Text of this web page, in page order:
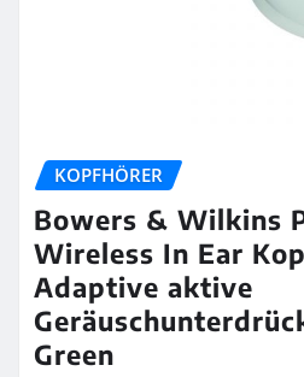
KOPFHÖRER
Bowers & Wilkins
Wireless In Ear
Adaptive aktive
Green